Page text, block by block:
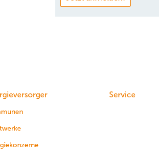
Service